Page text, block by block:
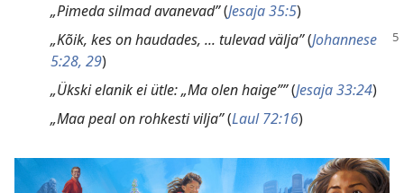
„Pimeda silmad avanevad”(Jesaja 35:5)
„Kõik, kes on haudades, ... tulevad välja”(Johannese
5:28, 29)
„Ükski elanik ei ütle: „Ma olen haige””(Jesaja 33:24)
„Maa peal on rohkesti vilja”(Laul 72:16)